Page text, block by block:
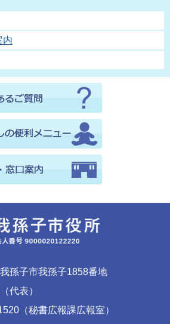
内
孫子市我孫子1858番地
代表）
（秘書広報課広報室）